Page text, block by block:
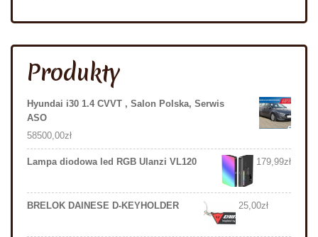
Produkty
Hyundai i30 1.4 CVVT , Salon Polska, Serwis
ASO
58500,00zł
Lampa diodowa led RGB Ulanzi VL120 179,99zł
BRELOK DAINESE D-KEYHOLDER 25,00zł